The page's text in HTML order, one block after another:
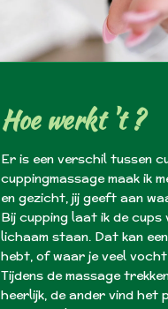
Hoe werkt 't ?
Er is een verschil tussen
cuppingmassage maak ik
en gezicht, jij geeft aan
Bij cupping laat ik de
lichaam staan. Dat kan
hebt, of waar je veel
Tijdens de massage
heerlijk, de ander vind het